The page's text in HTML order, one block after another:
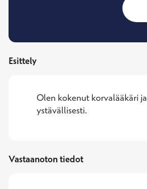
Esittely
Olen kokenut korvalääkäri
ystävällisesti.
Vastaanoton tiedot